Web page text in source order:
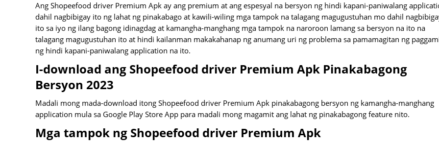
Ang Shopeefood driver Premium Apk ay ang premium at ang espesyal na bersyon ng hindi kapani-paniwalang
dahil nagbibigay ito ng lahat ng pinakabago at kawili-wiling mga tampok na talagang magugustuhan mo dahil
ito sa iyo ng ilang bagong idinagdag at kamangha-manghang mga tampok na naroroon lamang sa bersyon na ito na
talagang magugustuhan ito at hindi kailanman makakahanap ng anumang uri ng problema sa pamamagitan ng
ng hindi kapani-paniwalang application na ito.
I-download ang Shopeefood driver Premium Apk Pinakabagong
Bersyon 2023
Madali mong mada-download itong Shopeefood driver Premium Apk pinakabagong bersyon ng kamangha-manghang
application mula sa Google Play Store App para madali mong magamit ang lahat ng pinakabagong feature nito.
Mga tampok ng Shopeefood driver Premium Apk